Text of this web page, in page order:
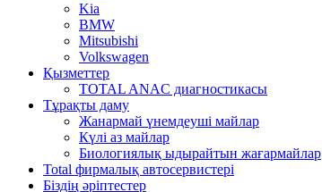
Kia
BMW
Mitsubishi
Volkswagen
Қызметтер
TOTAL ANAC диагностикасы
Тұрақты даму
Жанармай үнемдеуші майлар
Күлі аз майлар
Биологиялық ыдырайтын жағармайлар
Total фирмалық автосервистері
Біздің әріптестер